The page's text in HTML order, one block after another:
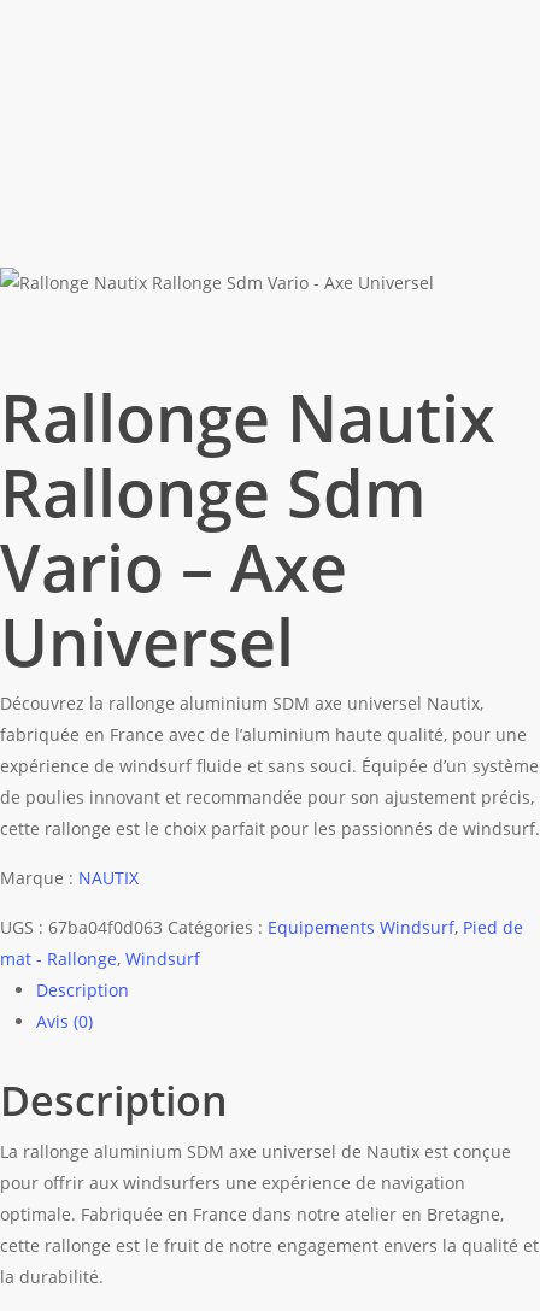
Rallonge Nautix
Rallonge Sdm
Vario – Axe
Universel
Découvrez la rallonge aluminium SDM axe universel Nautix,
fabriquée en France avec de l’aluminium haute qualité, pour une
expérience de windsurf fluide et sans souci. Équipée d’un système
de poulies innovant et recommandée pour son ajustement précis,
cette rallonge est le choix parfait pour les passionnés de windsurf.
Marque : NAUTIX
UGS : 67ba04f0d063 Catégories : Equipements Windsurf, Pied de
mat - Rallonge, Windsurf
Description
Avis (0)
Description
La rallonge aluminium SDM axe universel de Nautix est conçue
pour offrir aux windsurfers une expérience de navigation
optimale. Fabriquée en France dans notre atelier en Bretagne,
cette rallonge est le fruit de notre engagement envers la qualité et
la durabilité.